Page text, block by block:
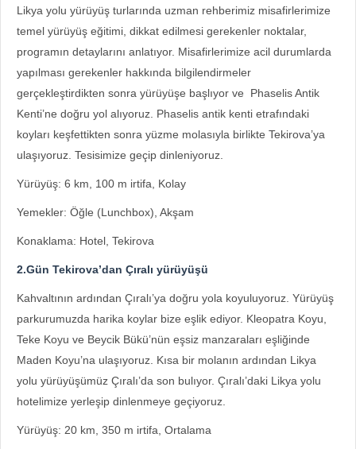
Likya yolu yürüyüş turlarında uzman rehberimiz misafirlerimize
temel yürüyüş eğitimi, dikkat edilmesi gerekenler noktalar,
programın detaylarını anlatıyor. Misafirlerimize acil durumlarda
yapılması gerekenler hakkında bilgilendirmeler
gerçekleştirdikten sonra yürüyüşe başlıyor ve Phaselis Antik
Kenti’ne doğru yol alıyoruz. Phaselis antik kenti etrafındaki
koyları keşfettikten sonra yüzme molasıyla birlikte Tekirova’ya
ulaşıyoruz. Tesisimize geçip dinleniyoruz.
Yürüyüş: 6 km, 100 m irtifa, Kolay
Yemekler: Öğle (Lunchbox), Akşam
Konaklama: Hotel, Tekirova
2.Gün Tekirova’dan Çıralı yürüyüşü
Kahvaltının ardından Çıralı’ya doğru yola koyuluyoruz. Yürüyüş
parkurumuzda harika koylar bize eşlik ediyor. Kleopatra Koyu,
Teke Koyu ve Beycik Bükü’nün eşsiz manzaraları eşliğinde
Maden Koyu’na ulaşıyoruz. Kısa bir molanın ardından Likya
yolu yürüyüşümüz Çıralı’da son bulıyor. Çıralı’daki Likya yolu
hotelimize yerleşip dinlenmeye geçiyoruz.
Yürüyüş: 20 km, 350 m irtifa, Ortalama